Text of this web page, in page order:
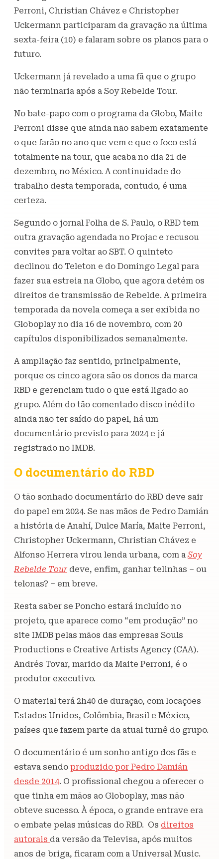
Perroni, Christian Chávez e Christopher
Uckermann participaram da gravação na última
sexta-feira (10) e falaram sobre os planos para o
futuro.
Uckermann já revelado a uma fã que o grupo
não terminaria após a Soy Rebelde Tour.
No bate-papo com o programa da Globo, Maite
Perroni disse que ainda não sabem exatamente
o que farão no ano que vem e que o foco está
totalmente na tour, que acaba no dia 21 de
dezembro, no México. A continuidade do
trabalho desta temporada, contudo, é uma
certeza.
Segundo o jornal Folha de S. Paulo, o RBD tem
outra gravação agendada no Projac e recusou
convites para voltar ao SBT. O quinteto
declinou do Teleton e do Domingo Legal para
fazer sua estreia na Globo, que agora detém os
direitos de transmissão de Rebelde. A primeira
temporada da novela começa a ser exibida no
Globoplay no dia 16 de novembro, com 20
capítulos disponibilizados semanalmente.
A ampliação faz sentido, principalmente,
porque os cinco agora são os donos da marca
RBD e gerenciam tudo o que está ligado ao
grupo. Além do tão comentado disco inédito
ainda não ter saído do papel, há um
documentário previsto para 2024 e já
registrado no IMDB.
O documentário do RBD
O tão sonhado documentário do RBD deve sair
do papel em 2024. Se nas mãos de Pedro Damián
a história de Anahí, Dulce María, Maite Perroni,
Christopher Uckermann, Christian Chávez e
Alfonso Herrera virou lenda urbana, com a Soy
Rebelde Tour deve, enfim, ganhar telinhas – ou
telonas? – em breve.
Resta saber se Poncho estará incluído no
projeto, que aparece como “em produção” no
site IMDB pelas mãos das empresas Souls
Productions e Creative Artists Agency (CAA).
Andrés Tovar, marido da Maite Perroni, é o
produtor executivo.
O material terá 2h40 de duração, com locações
Estados Unidos, Colômbia, Brasil e México,
países que fazem parte da atual turnê do grupo.
O documentário é um sonho antigo dos fãs e
estava sendo produzido por Pedro Damián
desde 2014. O profissional chegou a oferecer o
que tinha em mãos ao Globoplay, mas não
obteve sucesso. À época, o grande entrave era
o embate pelas músicas do RBD. Os direitos
autorais da versão da Televisa, após muitos
anos de briga, ficaram com a Universal Music.